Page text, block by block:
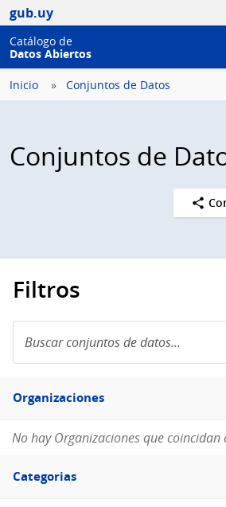
gub.uy
Catálogo de
Datos Abiertos
Inicio Conjuntos de Datos
Conjuntos de
Filtros
conjuntos
de
Filtro
Organizaciones
Organizaciones
No hay Organizaciones que coincidan
Filtro
Categorias
Categorias